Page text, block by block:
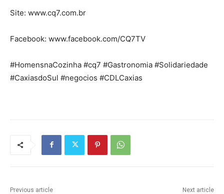
Site: www.cq7.com.br
Facebook: www.facebook.com/CQ7TV
#HomensnaCozinha #cq7 #Gastronomia #Solidariedade
#CaxiasdoSul #negocios #CDLCaxias
Previous article Next article